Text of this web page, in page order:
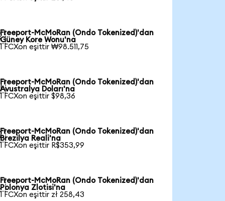
Freeport-McMoRan (Ondo Tokenized)'dan
Güney Kore Wonu'na
1 FCXon eşittir ₩98.511,75
Freeport-McMoRan (Ondo Tokenized)'dan
Avustralya Doları'na
1 FCXon eşittir $98,36
Freeport-McMoRan (Ondo Tokenized)'dan
Brezilya Reali'na
1 FCXon eşittir R$353,99
Freeport-McMoRan (Ondo Tokenized)'dan
Polonya Zlotisi'na
1 FCXon eşittir zł 258,43